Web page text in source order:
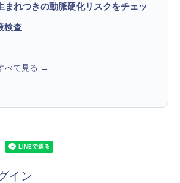
まれつきの動脈硬化リスクをチェッ
検査
べて見る →
イン